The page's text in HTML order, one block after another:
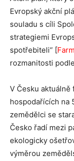
Evropský akční
souladu s cíli
strategiemi
spotřebiteli“ [
rozmanitosti
V Česku
hospodařících na
zemědělci se
Česko řadí mezi
ekologicky
výměrou